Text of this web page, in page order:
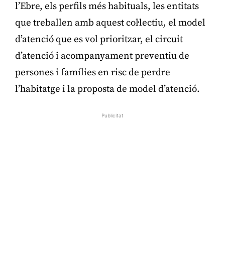
l’Ebre, els perfils més habituals, les entitats
que treballen amb aquest col·lectiu, el model
d’atenció que es vol prioritzar, el circuit
d’atenció i acompanyament preventiu de
persones i famílies en risc de perdre
l’habitatge i la proposta de model d’atenció.
Publicitat